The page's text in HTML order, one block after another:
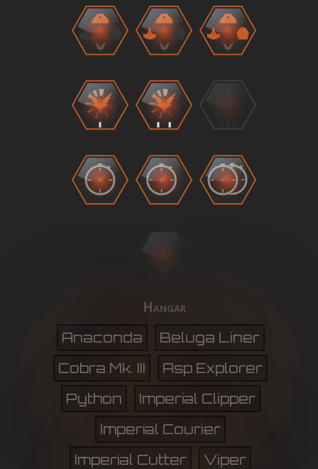
BETA
Hangar
Anaconda
Beluga Liner
Cobra Mk. III
Asp Explorer
Python
Imperial Clipper
Imperial Courier
Imperial Cutter
Viper